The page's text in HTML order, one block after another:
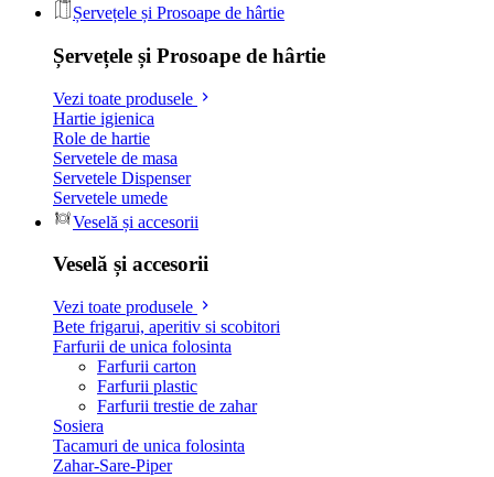
Șervețele și Prosoape de hârtie
Șervețele și Prosoape de hârtie
Vezi toate produsele
Hartie igienica
Role de hartie
Servetele de masa
Servetele Dispenser
Servetele umede
Veselă și accesorii
Veselă și accesorii
Vezi toate produsele
Bete frigarui, aperitiv si scobitori
Farfurii de unica folosinta
Farfurii carton
Farfurii plastic
Farfurii trestie de zahar
Sosiera
Tacamuri de unica folosinta
Zahar-Sare-Piper